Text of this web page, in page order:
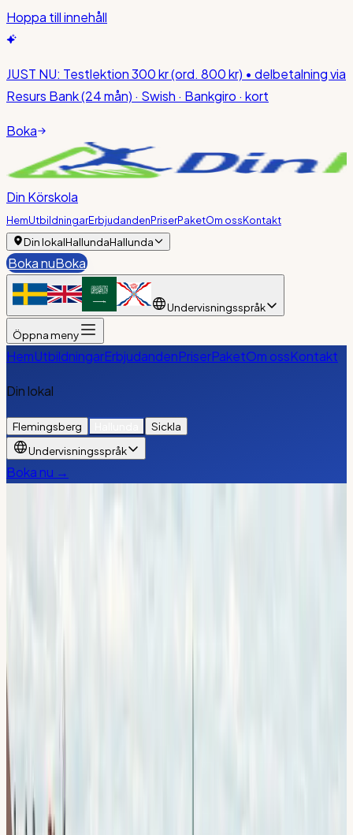
Hoppa till innehåll
JUST NU: Testlektion 300 kr(ord. 800 kr) • delbetalning via
Resurs Bank (24 mån) · Swish · Bankgiro · kort
Boka
Din Körskola
HemUtbildningarErbjudandenPriserPaketOm ossKontakt
Din lokalHallundaHallunda
Boka nuBoka
Undervisningsspråk
Öppna meny
HemUtbildningarErbjudandenPriserPaketOm ossKontakt
Din lokal
Flemingsberg
Sickla
Undervisningsspråk
Boka nu →